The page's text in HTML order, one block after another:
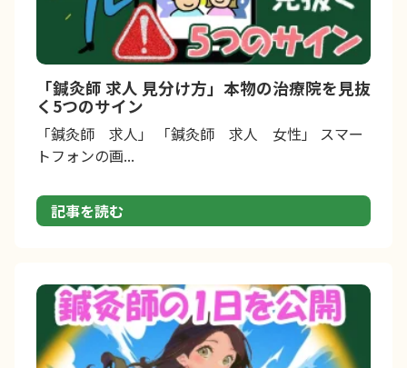
「鍼灸師 求人 見分け方」本物の治療院を見抜
く5つのサイン
「鍼灸師 求人」 「鍼灸師 求人 女性」 スマー
トフォンの画...
記事を読む